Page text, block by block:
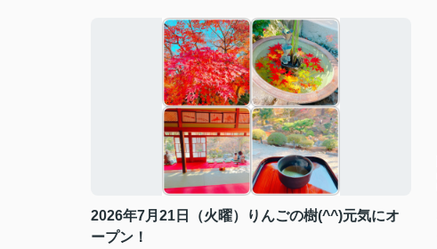
2026年7月21日（火曜）りんごの樹(^^)元気にオ
ープン！